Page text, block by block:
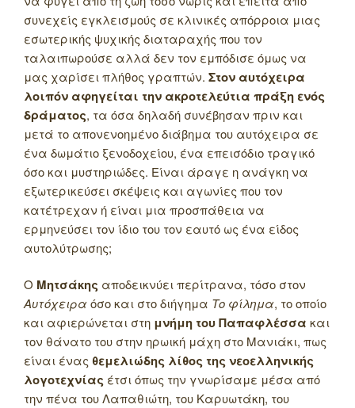
συνεχείς εγκλεισμούς σε κλινικές απόρροια μιας
εσωτερικής ψυχικής διαταραχής που τον
ταλαιπωρούσε αλλά δεν τον εμπόδισε όμως να
μας χαρίσει πλήθος γραπτών. Στον αυτόχειρα
λοιπόν αφηγείται την ακροτελεύτια πράξη ενός
δράματος, τα όσα δηλαδή συνέβησαν πριν και
μετά το απονενοημένο διάβημα του αυτόχειρα σε
ένα δωμάτιο ξενοδοχείου, ένα επεισόδιο τραγικό
όσο και μυστηριώδες. Είναι άραγε η ανάγκη να
εξωτερικεύσει σκέψεις και αγωνίες που τον
κατέτρεχαν ή είναι μια προσπάθεια να
ερμηνεύσει τον ίδιο του τον εαυτό ως ένα είδος
αυτολύτρωσης;
Ο Μητσάκης αποδεικνύει περίτρανα, τόσο στον
Αυτόχειραόσο και στο διήγημα Το φίλημα, το οποίο
και αφιερώνεται στη μνήμη του Παπαφλέσσα και
τον θάνατο του στην ηρωική μάχη στο Μανιάκι, πως
είναι ένας θεμελιώδης λίθος της νεοελληνικής
λογοτεχνίας έτσι όπως την γνωρίσαμε μέσα από
την πένα του Λαπαθιώτη, του Καρυωτάκη, του